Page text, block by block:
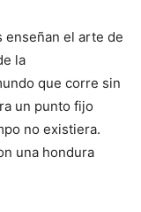
enseñan el arte de
la
que corre sin
un punto fijo
no existiera.
una hondura